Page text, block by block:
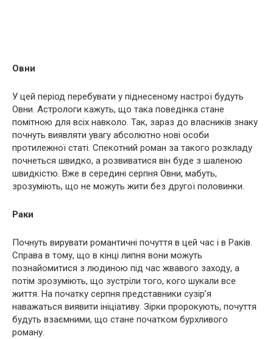
Овни
У цей період перебувати у піднесеному настрої будуть
Овни. Астрологи кажуть, що така поведінка стане
помітною для всіх навколо. Так, зараз до власників знаку
почнуть виявляти увагу абсолютно нові особи
протилежної статі. Спекотний роман за такого розкладу
почнеться швидко, а розвиватися він буде з шаленою
швидкістю. Вже в середині серпня Овни, мабуть,
зрозуміють, що не можуть жити без другої половинки.
Раки
Почнуть вирувати романтичні почуття в цей час і в Раків.
Справа в тому, що в кінці липня вони можуть
познайомитися з людиною під час жвавого заходу, а
потім зрозуміють, що зустріли того, кого шукали все
життя. На початку серпня представники сузір’я
наважаться виявити ініціативу. Зірки пророкують, почуття
будуть взаємними, що стане початком бурхливого
роману.